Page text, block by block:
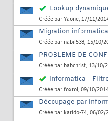
Lookup
Créée par Yaone, 17/11/
Migration
Créée par nabil538, 15/10/
PROBLEME DE
Créée par babchrist, 13/10/
Informatica - Filtre
Créée par foxrol, 09/10/
Découpage par
Créée par karido-74, 06/02/